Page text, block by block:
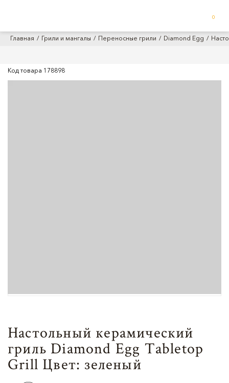
0
Главная Грили и мангалы Переносные грили Diamond Egg
Код товара 178898
Настольный керамический
гриль Diamond Egg Tabletop
Grill Цвет: зеленый